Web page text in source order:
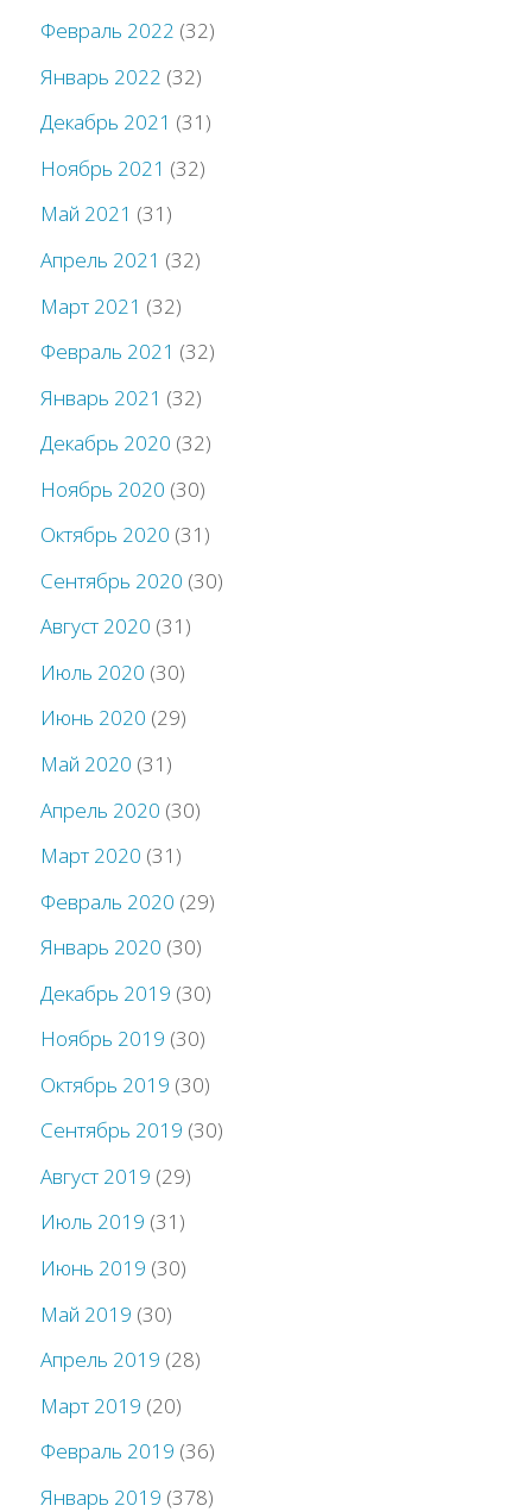
Февраль 2022 (32)
Январь 2022 (32)
Декабрь 2021 (31)
Ноябрь 2021 (32)
Май 2021 (31)
Апрель 2021 (32)
Март 2021 (32)
Февраль 2021 (32)
Январь 2021 (32)
Декабрь 2020 (32)
Ноябрь 2020 (30)
Октябрь 2020 (31)
Сентябрь 2020 (30)
Август 2020 (31)
Июль 2020 (30)
Июнь 2020 (29)
Май 2020 (31)
Апрель 2020 (30)
Март 2020 (31)
Февраль 2020 (29)
Январь 2020 (30)
Декабрь 2019 (30)
Ноябрь 2019 (30)
Октябрь 2019 (30)
Сентябрь 2019 (30)
Август 2019 (29)
Июль 2019 (31)
Июнь 2019 (30)
Май 2019 (30)
Апрель 2019 (28)
Март 2019 (20)
Февраль 2019 (36)
Январь 2019 (378)